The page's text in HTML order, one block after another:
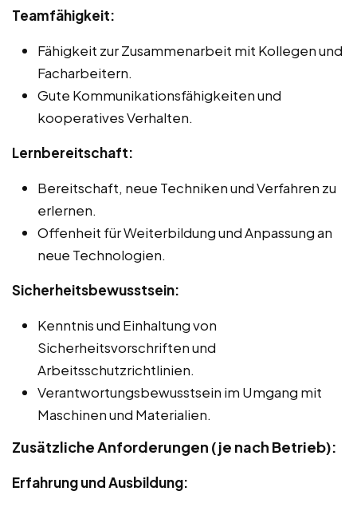
Teamfähigkeit:
Fähigkeit zur Zusammenarbeit mit Kollegen und
Facharbeitern.
Gute Kommunikationsfähigkeiten und
kooperatives Verhalten.
Lernbereitschaft:
Bereitschaft, neue Techniken und Verfahren zu
erlernen.
Offenheit für Weiterbildung und Anpassung an
neue Technologien.
Sicherheitsbewusstsein:
Kenntnis und Einhaltung von
Sicherheitsvorschriften und
Arbeitsschutzrichtlinien.
Verantwortungsbewusstsein im Umgang mit
Maschinen und Materialien.
Zusätzliche Anforderungen (je nach Betrieb):
Erfahrung und Ausbildung: